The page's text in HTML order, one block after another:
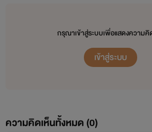
กรุณาเข้าสู่ระบบเพื่อแสดงความคิ
เข้าสู่ระบบ
ความคิดเห็นทั้งหมด (0)